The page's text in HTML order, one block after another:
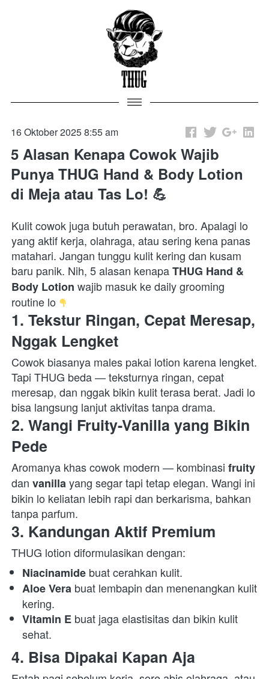
16 Oktober 2025 8:55 am
5 Alasan Kenapa Cowok Wajib
Punya THUG Hand & Body Lotion
di Meja atau Tas Lo! 💪
Kulit cowok juga butuh perawatan, bro. Apalagi lo
yang aktif kerja, olahraga, atau sering kena panas
matahari. Jangan tunggu kulit kering dan kusam
baru panik. Nih, 5 alasan kenapa THUG Hand &
Body Lotion wajib masuk ke daily grooming
routine lo
1. Tekstur Ringan, Cepat Meresap,
Nggak Lengket
Cowok biasanya males pakai lotion karena lengket.
Tapi THUG beda — teksturnya ringan, cepat
meresap, dan nggak bikin kulit terasa berat. Jadi lo
bisa langsung lanjut aktivitas tanpa drama.
2. Wangi Fruity-Vanilla yang Bikin
Pede
Aromanya khas cowok modern — kombinasi fruity
dan vanilla yang segar tapi tetap elegan. Wangi ini
bikin lo keliatan lebih rapi dan berkarisma, bahkan
tanpa parfum.
3. Kandungan Aktif Premium
THUG lotion diformulasikan dengan:
Niacinamide buat cerahkan kulit.
Aloe Vera buat lembapin dan menenangkan kulit
kering.
Vitamin E buat jaga elastisitas dan bikin kulit
sehat.
4. Bisa Dipakai Kapan Aja